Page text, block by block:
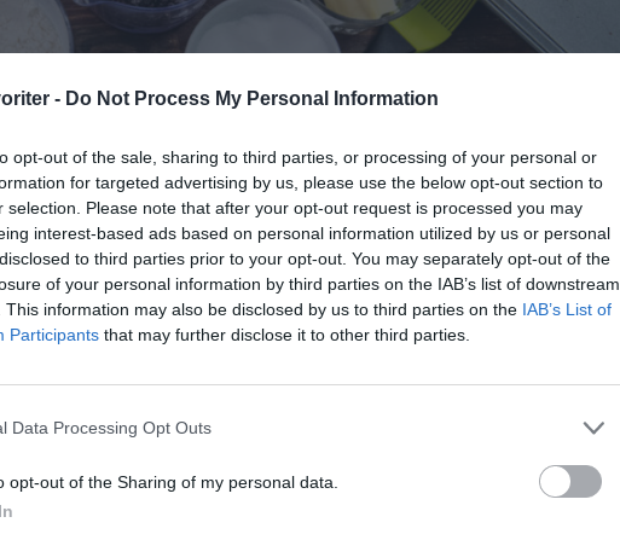
- Do Not Process My Personal Information
opt-out of the sale, sharing to third parties, or processing of your personal or
for targeted advertising by us, please use the below opt-out section to
selection. Please note that after your opt-out request is processed you may
interest-based ads based on personal information utilized by us or personal
to third parties prior to your opt-out. You may separately opt-out of the
of your personal information by third parties on the IAB’s list of downstream
This information may also be disclosed by us to third parties on the IAB’s List of
Participants that may further disclose it to other third parties.
Data Processing Opt Outs
opt-out of the Sharing of my personal data.
frysta björnbär, potatismjöl, ägg, salt samt smör.